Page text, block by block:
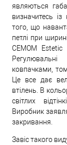
являються
визначитесь із
того, що
петлі при
CEMOM Estetic
ковпачками,
Це все дає
втілень. В
світлих
Виробник
закривання.
Завіс такого